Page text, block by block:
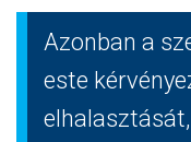
Azonban a
este